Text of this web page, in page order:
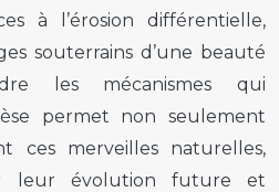
à l’érosion différentielle,
souterrains d’une beauté
les mécanismes qui
permet non seulement
ces merveilles naturelles,
leur évolution future et